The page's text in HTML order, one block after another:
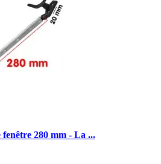
fenêtre 280 mm - La ...